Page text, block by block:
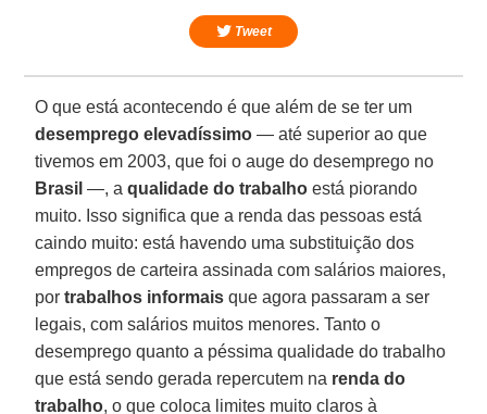
Tweet
O que está acontecendo é que além de se ter um
desemprego elevadíssimo — até superior ao que
tivemos em 2003, que foi o auge do desemprego no
Brasil —, aqualidade do trabalho está piorando
muito. Isso significa que a renda das pessoas está
caindo muito: está havendo uma substituição dos
empregos de carteira assinada com salários maiores,
portrabalhos informais que agora passaram a ser
legais, com salários muitos menores. Tanto o
desemprego quanto a péssima qualidade do trabalho
que está sendo gerada repercutem na renda do
trabalho, o que coloca limites muito claros à